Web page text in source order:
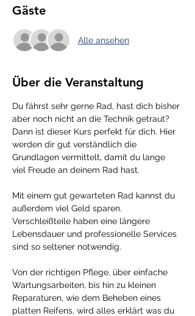
Gäste
Alle ansehen
Über die Veranstaltung
Du fährst sehr gerne Rad, hast dich bisher
aber noch nicht an die Technik getraut?
Dann ist dieser Kurs perfekt für dich. Hier
werden dir gut verständlich die
Grundlagen vermittelt, damit du lange
viel Freude an deinem Rad hast.
Mit einem gut gewarteten Rad kannst du
außerdem viel Geld sparen.
Verschleißteile haben eine längere
Lebensdauer und professionelle Services
sind so seltener notwendig.
Von der richtigen Pflege, über einfache
Wartungsarbeiten, bis hin zu kleinen
Reparaturen, wie dem Beheben eines
platten Reifens, wird alles erklärt was du